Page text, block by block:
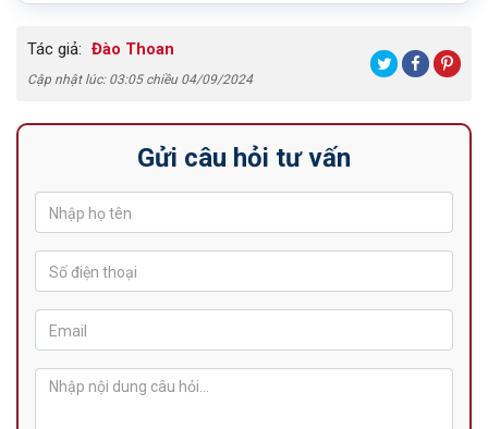
Tác giả: Đào Thoan
Cập nhật lúc: 03:05 chiều 04/09/2024
Gửi câu hỏi tư vấn